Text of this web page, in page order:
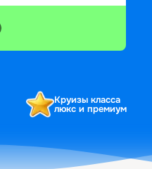
Круизы класса
люкс и премиум